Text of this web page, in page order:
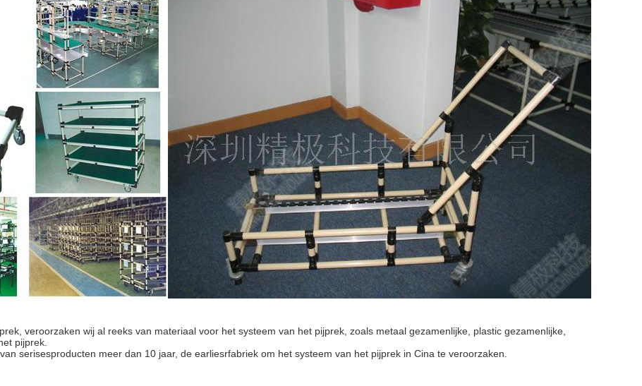
veroorzaken wij al reeks van materiaal voor het systeem van het pijprek, zoals metaal gezamenlijke, plastic gezamenlijke,
pijprek.
serisesproducten meer dan 10 jaar, de earliesrfabriek om het systeem van het pijprek in Cina te veroorzaken.